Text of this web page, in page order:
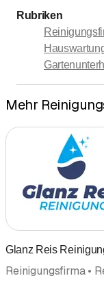
Rubriken
Mehr
Glanz Reis